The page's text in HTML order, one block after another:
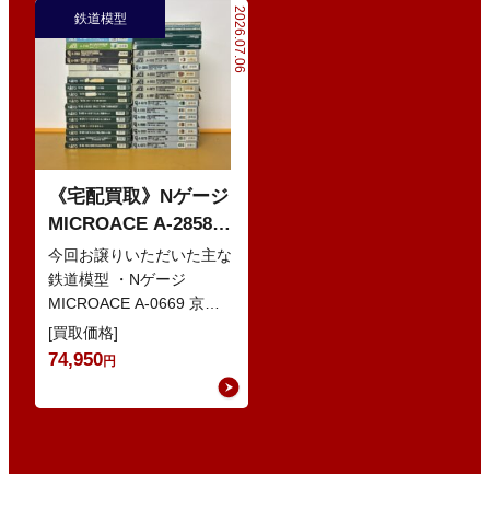
2026.07.06
鉄道模型
《宅配買取》Nゲージ
MICROACE A-2858
京阪8000系 新塗装 な
どの鉄道模型
今回お譲りいただいた主な
鉄道模型 ・Nゲージ
MICROACE A-0669 京阪
8030系 ・Nゲージ
GREENMAX 組立キ…
[買取価格]
74,950円